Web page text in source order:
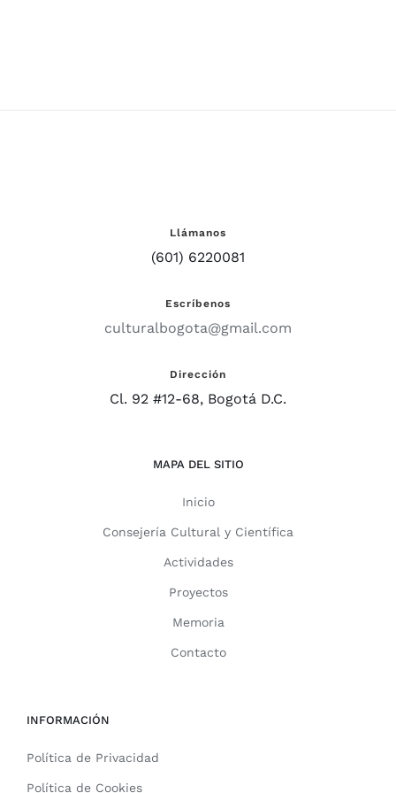
Llámanos
(601) 6220081
Escríbenos
culturalbogota@gmail.com
Dirección
Cl. 92 #12-68, Bogotá D.C.
MAPA DEL SITIO
Inicio
Consejería Cultural y Científica
Actividades
Proyectos
Memoria
Contacto
INFORMACIÓN
Política de Privacidad
Política de Cookies